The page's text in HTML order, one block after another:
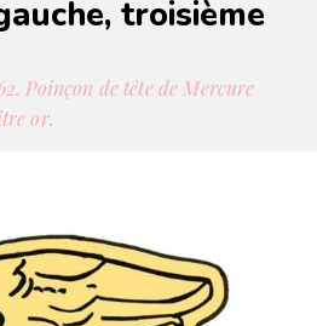
troisième
Poinçon de tête de Mercure
or.